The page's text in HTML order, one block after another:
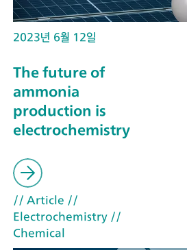
2023년 6월 12일
The future of
ammonia
production is
electrochemistry
// Article //
Electrochemistry //
Chemical